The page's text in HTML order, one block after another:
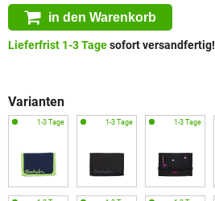
in den Warenkorb
Lieferfrist 1-3 Tagesofort versandfertig!
Varianten